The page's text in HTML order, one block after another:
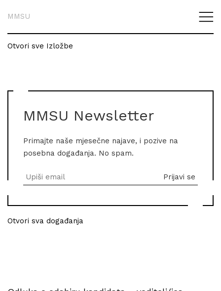
MMSU
Otvori sve Izložbe
MMSU Newsletter
Primajte naše mjesečne najave, i pozive na
posebna događanja. No spam.
Otvori sva događanja